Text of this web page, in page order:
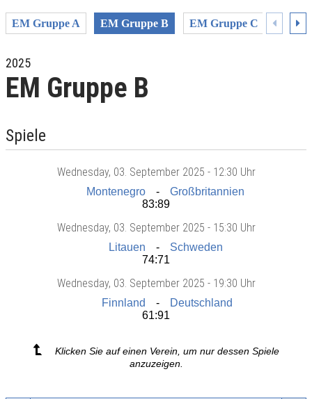
EM Gruppe A EM Gruppe B EM Gruppe C EM
2025
EM Gruppe B
Spiele
Wednesday, 03. September 2025 - 12:30 Uhr
Montenegro
Großbritannien
83:89
Wednesday, 03. September 2025 - 15:30 Uhr
Litauen
Schweden
74:71
Wednesday, 03. September 2025 - 19:30 Uhr
Finnland
Deutschland
61:91
Klicken Sie auf einen Verein, um nur dessen Spiele
anzuzeigen.